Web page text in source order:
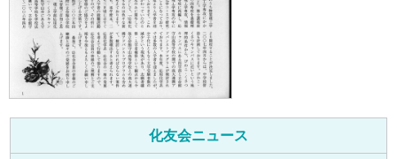
化友会ニュース